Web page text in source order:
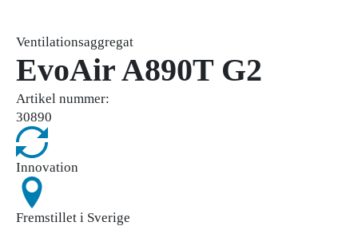
Ventilationsaggregat
EvoAir A890T G2
Artikel nummer:
30890
Innovation
Fremstillet i Sverige